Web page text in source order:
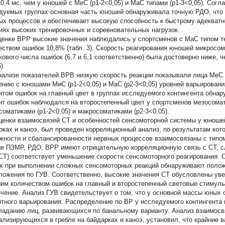
мс, чем у юношей с МеС (р1-2<0,05) и МаС типами (р1-3<0,05).
группах основная часть юношей обнаруживала точную РДО, что
процессов и обеспечивает высокую способность к быстрому
высоких тренировочных и соревновательных нагрузок.
ВРР высокие значения наблюдались у спортсменов с МаС типом
ошибок 10,8% (табл. 3). Скорость реагирования юношей
числа ошибок (6,7 и 6,1 соответственно) была достоверно ниже,
показателей ВРВ низкую скорость реакции показывали лица
с юношами МиС (р1-2<0,05) и МаС (р2-3<0,05) уровней
ошибок на главный цвет в группах исследуемого контингента
ошибок наблюдался на второстепенный цвет у спортсменов
(р1-2<0,05) и макросоматиками (р2-3<0,05).
взаимосвязей СТ и особенностей сенсомоторной системы у
и каноэ, был проведен корреляционный анализ, по результатам
и сбалансированности нервных процессов взаимосвязаны с
ПЗМР, РДО, ВРР имеют отрицательную корреляционную связь с СТ,
соответствует уменьшение скорости сенсомоторного реагирования.
при выполнении сложных сенсомоторных реакций обнаруживают
по ГУВ. Соответственно, высокие значения СТ обусловлены
количеством ошибок на главный и второстепенный световые
Анализ ГУВ свидетельствует о том, что у основной массы юных
варьирования. Распределение по ВР у исследуемого
лиц, развивающихся по банальному варианту. Анализ
в гребле на байдарках и каноэ, установил, что